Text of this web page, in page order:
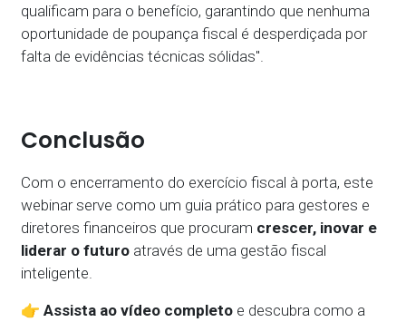
qualificam para o benefício, garantindo que nenhuma
oportunidade de poupança fiscal é desperdiçada por
falta de evidências técnicas sólidas".
Conclusão
Com o encerramento do exercício fiscal à porta, este
webinar serve como um guia prático para gestores e
diretores financeiros que procuram crescer, inovar e
liderar o futuro através de uma gestão fiscal
inteligente.
👉 Assista ao vídeo completo e descubra como a